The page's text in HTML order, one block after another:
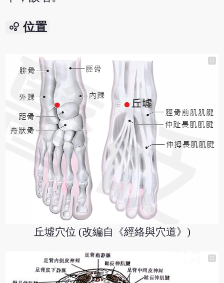
bubble_chart 位置
丘墟穴位 (改編自《經絡與穴道》)